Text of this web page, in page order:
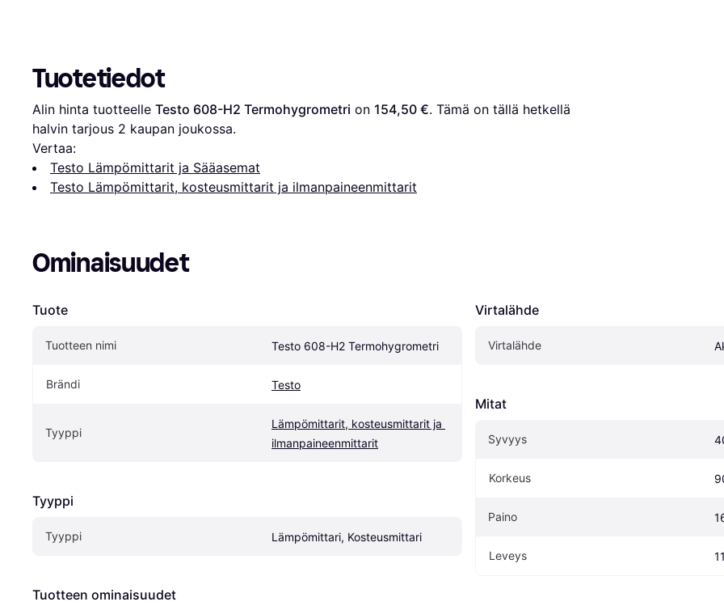
Tuotetiedot
Alin hinta tuotteelle Testo 608-H2 Termohygrometri on 154,50 €. Tämä on tällä hetkellä
halvin tarjous 2 kaupan joukossa.
Vertaa:
Testo Lämpömittarit ja Sääasemat
Testo Lämpömittarit, kosteusmittarit ja ilmanpaineenmittarit
Ominaisuudet
Tuote
Tuotteen nimi Testo 608-H2 Termohygrometri
Brändi Testo
Tyyppi
Lämpömittarit, kosteusmittarit ja
ilmanpaineenmittarit
Tyyppi
Tyyppi Lämpömittari, Kosteusmittari
Tuotteen ominaisuudet
Virtalähde
Virtalähde
Mitat
Syvyys
Korkeus
Paino
Leveys